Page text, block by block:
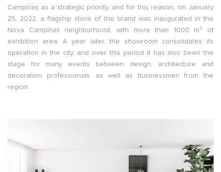
Campinas as a strategic priority, and for this reason, on January
25, 2022, a flagship store of the brand was inaugurated in the
Nova Campinas neighborhood, with more than 1000 m² of
exhibition area. A year later, the showroom consolidates its
operation in the city, and over this period it has also been the
stage for many events between design, architecture and
decoration professionals, as well as businessmen from the
region.